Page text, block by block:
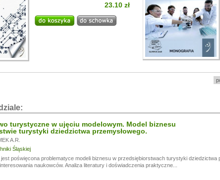
23.10 zł
turystyczne w ujęciu modelowym. Model biznesu
turystyki dziedzictwa przemysłowego.
A.R.
Śląskiej
poświęcona problematyce modeli biznesu w przedsiębiorstwach turystyki dziedzictwa
naukowców. Analiza literatury i doświadczenia praktyczne...